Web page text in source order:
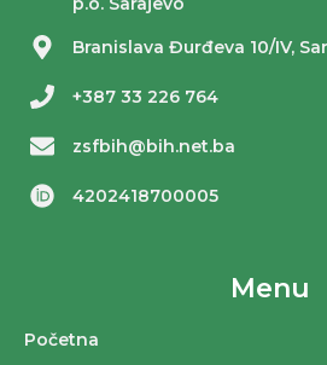
Branislava Đurđeva 10/IV,
+387 33 226 764
zsfbih@bih.net.ba
4202418700005
Menu
Početna